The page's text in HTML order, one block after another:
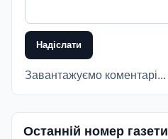
Надіслати
Завантажуємо коментарі...
Останній номер газети